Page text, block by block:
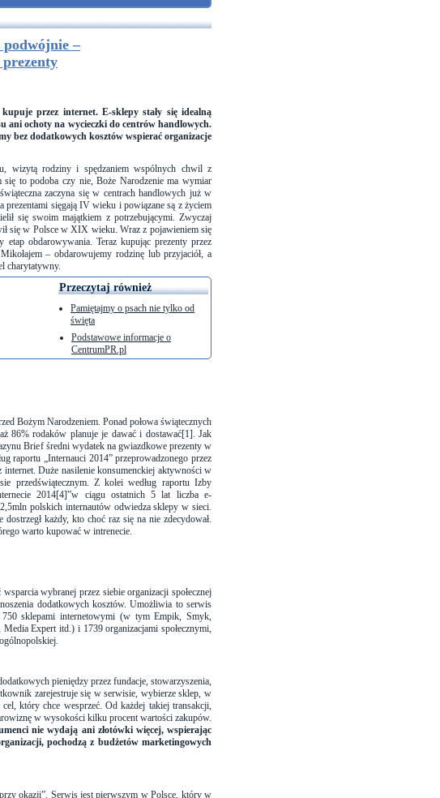
–
prezenty
przez internet. E-sklepy stały się idealną
ani ochoty na wycieczki do centrów handlowych.
bez dodatkowych kosztów wspierać organizacje
wizytą rodziny i spędzaniem wspólnych chwil z
to podoba czy nie, Boże Narodzenie ma wymiar
zaczyna się w centrach handlowych już w
sięgają IV wieku i powiązane są z życiem
się swoim majątkiem z potrzebującymi. Zwyczaj
się w Polsce w XIX wieku. Wraz z pojawieniem się
obdarowywania. Teraz kupując prezenty przez
– obdarowujemy rodzinę lub przyjaciół, a
charytatywny.
Przeczytaj również
Pamiętajmy o psach nie tylko od
święta
Podstawowe informacje o
CentrumPR.pl
Bożym Narodzeniem. Ponad połowa świątecznych
86% rodaków planuje je dawać i dostawać[1]. Jak
Brief średni wydatek na gwiazdkowe prezenty w
raportu „Internauci 2014” przeprowadzonego przez
Duże nasilenie konsumenckiej aktywności w
przedświątecznym. Z kolei według raportu Izby
2014[4]”w ciągu ostatnich 5 lat liczba e-
polskich internautów odwiedza sklepy w sieci.
każdy, kto choć raz się na nie zdecydował.
warto kupować w intrenecie.
wybranej przez siebie organizacji społecznej
dodatkowych kosztów.Umożliwia to serwis
750 sklepami internetowymi (w tym Empik, Smyk,
Expert itd.) i 1739 organizacjami społecznymi,
pieniędzy przez fundacje, stowarzyszenia,
zarejestruje się w serwisie, wybierze sklep, w
który chce wesprzeć. Od każdej takiej transakcji,
w wysokości kilku procent wartości zakupów.
nie wydają ani złotówki więcej, wspierając
pochodzą z budżetów marketingowych
okazji”. Serwis jest pierwszym w Polsce, który w